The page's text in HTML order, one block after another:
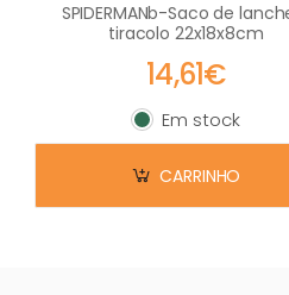
SPIDERMANb-Saco de
tiracolo 22x18x8cm
14,61€
Em stock
Em stock
CARRINHO